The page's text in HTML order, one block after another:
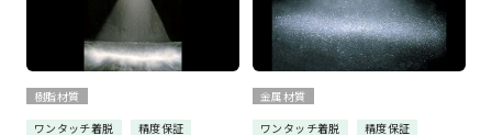
樹脂材質
ワンタッチ着脱
精度保証
金属材質
ワンタッチ着脱
精度保証